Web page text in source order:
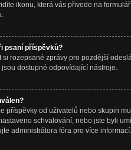
ikonu, která vás přivede na
psaní příspěvků?
si rozepsané zprávy pro pozdější
dostupné odpovídající nástroje.
příspěvky od uživatelů nebo skupin
schvalování, nebo jste byli
administrátora fóra pro více informací.